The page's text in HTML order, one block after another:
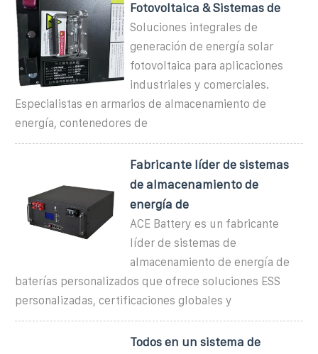
Fotovoltaica & Sistemas de
Soluciones integrales de
generación de energía solar
fotovoltaica para aplicaciones
industriales y comerciales.
Especialistas en armarios de almacenamiento de
energía, contenedores de
Fabricante líder de sistemas
de almacenamiento de
energía de
ACE Battery es un fabricante
líder de sistemas de
almacenamiento de energía de
baterías personalizados que ofrece soluciones ESS
personalizadas, certificaciones globales y
Todos en un sistema de